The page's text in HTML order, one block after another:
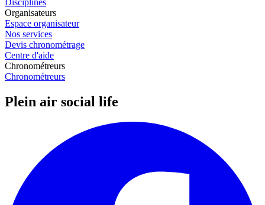
Disciplines
Organisateurs
Espace organisateur
Nos services
Devis chronométrage
Centre d'aide
Chronométreurs
Chronométreurs
Plein air social life